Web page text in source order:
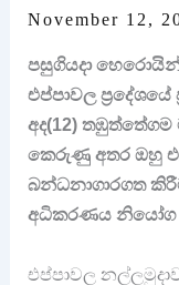
November 12,
පසුගියදා
එප්පාවල
අද(12)
කෙරුණු අතර ඔහු
බන්ධනාගාරගත
අධිකරණය නියෝග
එප්පාවල